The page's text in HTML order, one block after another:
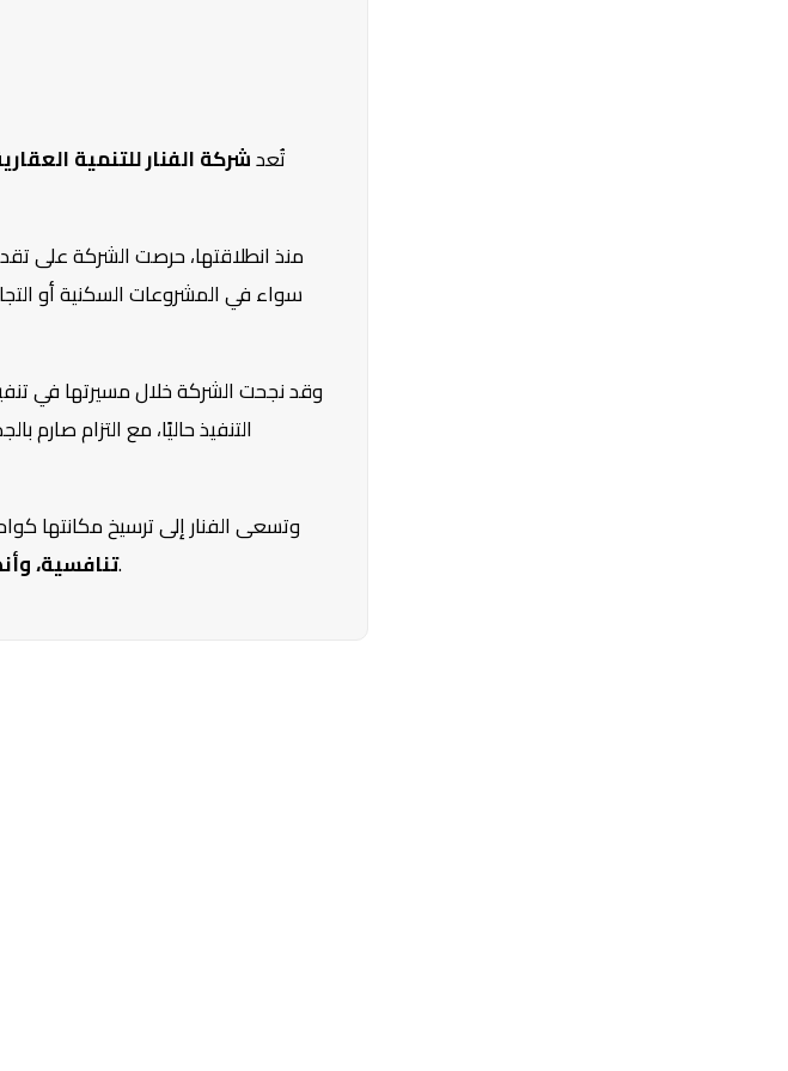
تُعدشركة الفنار للتنمية
منذ انطلاقتها، حرصت الشركة على
سواء في المشروعات السكنية أو
وقد نجحت الشركة خلال مسيرتها في
التنفيذ حاليًا، مع التزام
وتسعى الفنار إلى ترسيخ مكانتها
تنافسية،، مع التركيز الدائم على تحقيق قيمة حقيقية للمستثمرين والسكان على حد سواء.